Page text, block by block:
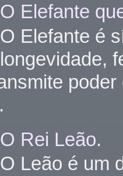
O Elefante
O Elefante é
longevidade,
O Rei Leão.
O Leão é um